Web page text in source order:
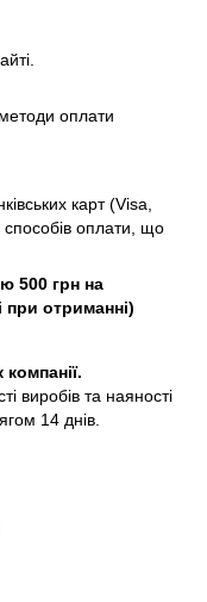
оплати
карт (Visa,
оплати, що
500 грн на
при отриманні)
виробів та наяності
14 днів.